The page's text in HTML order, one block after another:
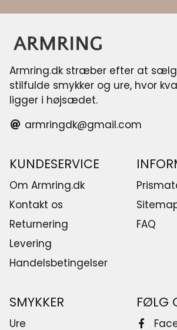
Armring.dk stræber efter at
stilfulde smykker og ure, hvor
ligger i højsædet.
armringdk@gmail.com
KUNDESERVICE
Om Armring.dk
Kontakt os
Returnering
Levering
Handelsbetingelser
FAQ
SMYKKER
Ure
FØLG